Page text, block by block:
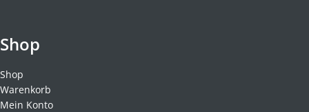
Shop
Shop
Warenkorb
Mein Konto